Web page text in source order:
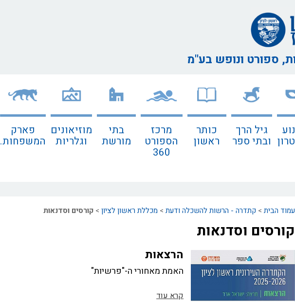
ספורט ונופש בע"מ
גיל הרך
ובתי ספר
כותר
ראשון
מרכז
הספורט
360
בתי
מורשת
מוזיאונים
וגלריות
פארק
המשפחות.
עמוד הבית >קתדרה - הרשות להשכלה ודעת >מכללת ראשון לציון >קורסים וסדנאות
קורסים וסדנאות
הרצאות
האמת מאחורי ה-"פרשיות"
קרא עוד